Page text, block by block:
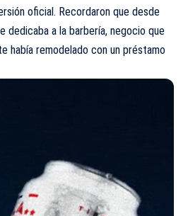
oficial. Recordaron que desde
dedicaba a la barbería, negocio que
había remodelado con un préstamo